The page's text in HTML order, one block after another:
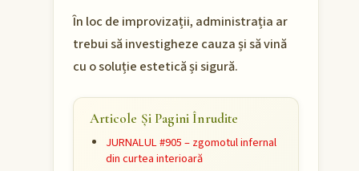
În loc de improvizații, administrația ar
trebui să investigheze cauza și să vină
cu o soluție estetică și sigură.
Articole Și Pagini Înrudite
JURNALUL #905 – zgomotul infernal
din curtea interioară